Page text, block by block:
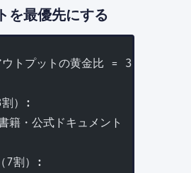
を最優先にする
トプットの黄金比 = 3:7
割）:
籍・公式ドキュメント
7割）: